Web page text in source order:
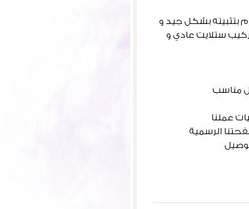
بتثبيته بشكل جيد و
ستلايت عادي و
مناسب
عملنا
الرسمية